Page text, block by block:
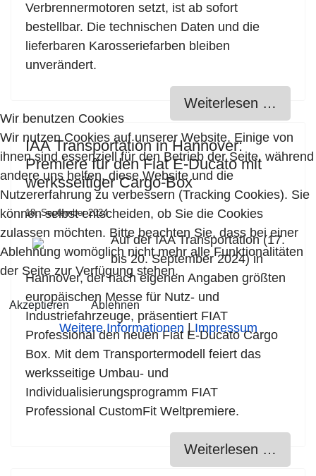
Verbrennermotoren setzt, ist ab sofort
bestellbar. Die technischen Daten und die
lieferbaren Karosseriefarben bleiben
unverändert.
Weiterlesen …
IAA Transportation in Hannover:
Premiere für den Fiat E-Ducato mit
werksseitiger Cargo-Box
18. September 2024
Auf der IAA Transportation (17.
bis 20. September 2024) in
Hannover, der nach eigenen Angaben größten
europäischen Messe für Nutz- und
Industriefahrzeuge, präsentiert FIAT
Professional den neuen Fiat E-Ducato Cargo
Box. Mit dem Transportermodell feiert das
werksseitige Umbau- und
Individualisierungsprogramm FIAT
Professional CustomFit Weltpremiere.
Weiterlesen …
Wir benutzen Cookies
Wir nutzen Cookies auf unserer Website. Einige von
ihnen sind essenziell für den Betrieb der Seite, während
andere uns helfen, diese Website und die
Nutzererfahrung zu verbessern (Tracking Cookies). Sie
können selbst entscheiden, ob Sie die Cookies
zulassen möchten. Bitte beachten Sie, dass bei einer
Ablehnung womöglich nicht mehr alle Funktionalitäten
der Seite zur Verfügung stehen.
Akzeptieren Ablehnen
Weitere Informationen |Impressum